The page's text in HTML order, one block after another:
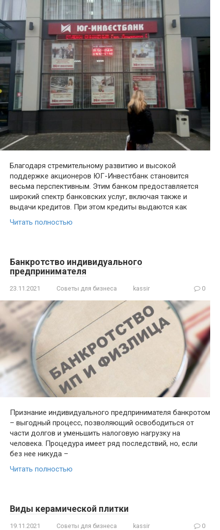
Благодаря стремительному развитию и высокой
поддержке акционеров ЮГ-Инвестбанк становится
весьма перспективным. Этим банком предоставляется
широкий спектр банковских услуг, включая также и
выдачи кредитов. При этом кредиты выдаются как
Читать полностью
Банкротство индивидуального
предпринимателя
23.11.2021 Советы для бизнеса kassir 0
Признание индивидуального предпринимателя банкротом
– выгодный процесс, позволяющий освободиться от
части долгов и уменьшить налоговую нагрузку на
человека. Процедура имеет ряд последствий, но, если
без нее никуда –
Читать полностью
Виды керамической плитки
19.11.2021 Советы для бизнеса kassir 0